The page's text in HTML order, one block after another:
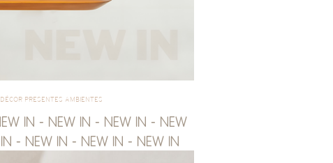
PRESENTES AMBIENTES
IN - NEW IN - NEW IN - NEW
- NEW IN - NEW IN - NEW IN